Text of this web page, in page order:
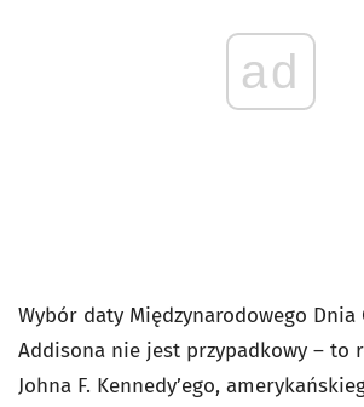
ad
Wybór daty Międzynarodowego Dnia
Addisona nie jest przypadkowy – to
Johna F. Kennedy’ego,